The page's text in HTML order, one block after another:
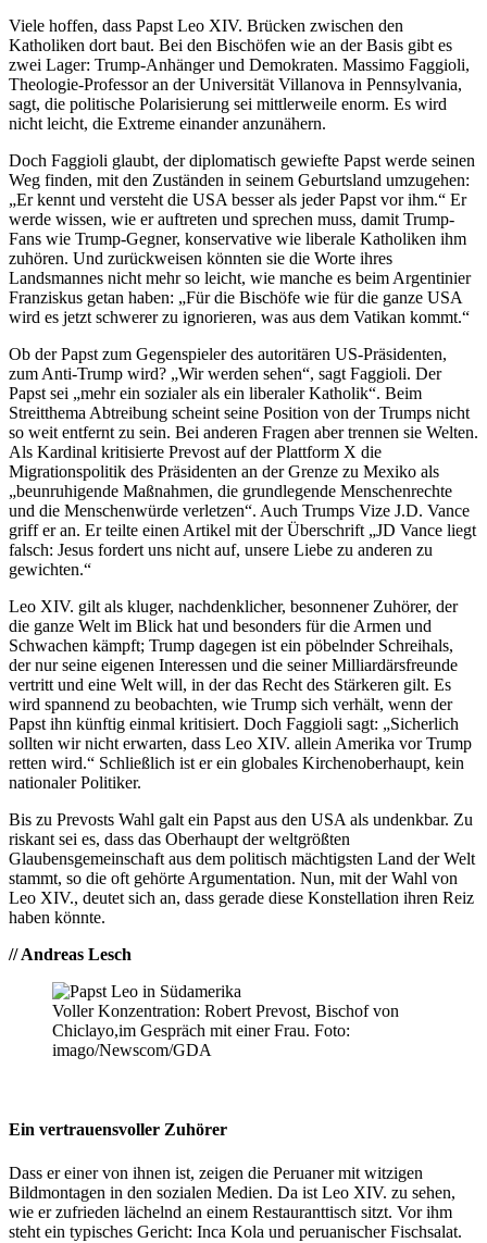
Viele hoffen, dass Papst Leo XIV. Brücken zwischen den
Katholiken dort baut. Bei den Bischöfen wie an der Basis gibt es
zwei Lager: Trump-Anhänger und Demokraten. Massimo Faggioli,
Theologie-Professor an der Universität Villanova in Pennsylvania,
sagt, die politische Polarisierung sei mittlerweile enorm. Es wird
nicht leicht, die Extreme einander anzunähern.
Doch Faggioli glaubt, der diplomatisch gewiefte Papst werde seinen
Weg finden, mit den Zuständen in seinem Geburtsland umzugehen:
„Er kennt und versteht die USA besser als jeder Papst vor ihm.“ Er
werde wissen, wie er auftreten und sprechen muss, damit Trump-
Fans wie Trump-Gegner, konservative wie liberale Katholiken ihm
zuhören. Und zurückweisen könnten sie die Worte ihres
Landsmannes nicht mehr so leicht, wie manche es beim Argentinier
Franziskus getan haben: „Für die Bischöfe wie für die ganze USA
wird es jetzt schwerer zu ignorieren, was aus dem Vatikan kommt.“
Ob der Papst zum Gegenspieler des autoritären US-Präsidenten,
zum Anti-Trump wird? „Wir werden sehen“, sagt Faggioli. Der
Papst sei „mehr ein sozialer als ein liberaler Katholik“. Beim
Streitthema Abtreibung scheint seine Position von der Trumps nicht
so weit entfernt zu sein. Bei anderen Fragen aber trennen sie Welten.
Als Kardinal kritisierte Prevost auf der Plattform X die
Migrationspolitik des Präsidenten an der Grenze zu Mexiko als
„beunruhigende Maßnahmen, die grundlegende Menschenrechte
und die Menschenwürde verletzen“. Auch Trumps Vize J.D. Vance
griff er an. Er teilte einen Artikel mit der Überschrift „JD Vance liegt
falsch: Jesus fordert uns nicht auf, unsere Liebe zu anderen zu
gewichten.“
Leo XIV. gilt als kluger, nachdenklicher, besonnener Zuhörer, der
die ganze Welt im Blick hat und besonders für die Armen und
Schwachen kämpft; Trump dagegen ist ein pöbelnder Schreihals,
der nur seine eigenen Interessen und die seiner Milliardärsfreunde
vertritt und eine Welt will, in der das Recht des Stärkeren gilt. Es
wird spannend zu beobachten, wie Trump sich verhält, wenn der
Papst ihn künftig einmal kritisiert. Doch Faggioli sagt: „Sicherlich
sollten wir nicht erwarten, dass Leo XIV. allein Amerika vor Trump
retten wird.“ Schließlich ist er ein globales Kirchenoberhaupt, kein
nationaler Politiker.
Bis zu Prevosts Wahl galt ein Papst aus den USA als undenkbar. Zu
riskant sei es, dass das Oberhaupt der weltgrößten
Glaubensgemeinschaft aus dem politisch mächtigsten Land der Welt
stammt, so die oft gehörte Argumentation. Nun, mit der Wahl von
Leo XIV., deutet sich an, dass gerade diese Konstellation ihren Reiz
haben könnte.
// Andreas Lesch
Voller Konzentration: Robert Prevost, Bischof von
Chiclayo,im Gespräch mit einer Frau. Foto:
imago/Newscom/GDA
Ein vertrauensvoller Zuhörer
Dass er einer von ihnen ist, zeigen die Peruaner mit witzigen
Bildmontagen in den sozialen Medien. Da ist Leo XIV. zu sehen,
wie er zufrieden lächelnd an einem Restauranttisch sitzt. Vor ihm
steht ein typisches Gericht: Inca Kola und peruanischer Fischsalat.